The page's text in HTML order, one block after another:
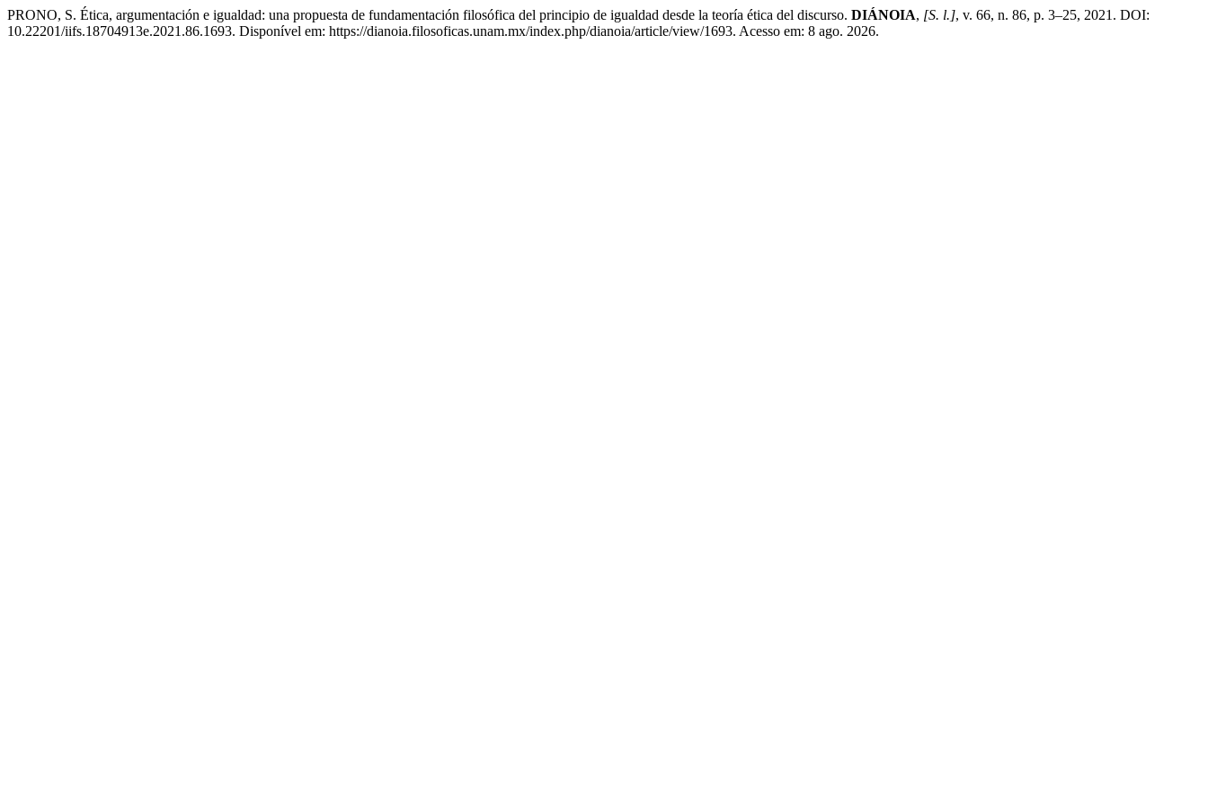
PRONO, S. Ética, argumentación e igualdad: una propuesta de fundamentación filosófica del principio de igualdad desde la teoría ética del discurso. DIÁNOIA, [S. l.], v. 66, n. 86, p. 3–25, 2021. DOI:
10.22201/iifs.18704913e.2021.86.1693. Disponível em: https://dianoia.filosoficas.unam.mx/index.php/dianoia/article/view/1693. Acesso em: 8 ago. 2026.